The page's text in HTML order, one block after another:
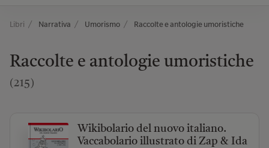
Libri Narrativa Umorismo Raccolte e antologie umoristiche
Raccolte e antologie umoristiche
(215)
Wikibolario del nuovo italiano.
Vaccabolario illustrato di Zap & Ida